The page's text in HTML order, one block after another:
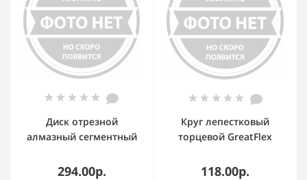
Диск отрезной
алмазный сегментный
1.9 x 7.0 x 22.2 мм
294.00р.
Круг лепестковый
торцевой GreatFlex
х 22,2 мм, P40
118.00р.